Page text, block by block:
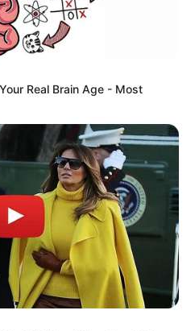
Real Brain Age - Most